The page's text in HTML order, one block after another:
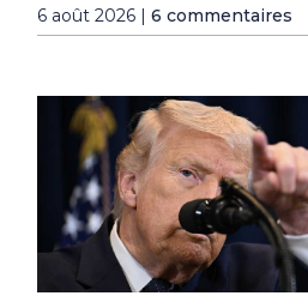
6 août 2026 | 6 commentaires